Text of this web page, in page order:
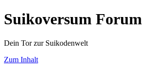
Suikoversum Forum
Dein Tor zur Suikodenwelt
Zum Inhalt